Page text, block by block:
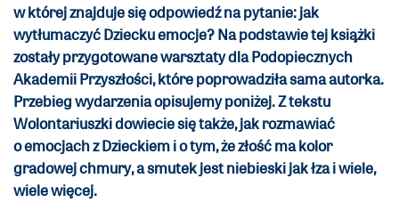
w której znajduje się odpowiedź na pytanie: jak
wytłumaczyć Dziecku emocje? Na podstawie tej książki
zostały przygotowane warsztaty dla Podopiecznych
Akademii Przyszłości, które poprowadziła sama autorka.
Przebieg wydarzenia opisujemy poniżej. Z tekstu
Wolontariuszki dowiecie się także, jak rozmawiać
o emocjach z Dzieckiem i o tym, że złość ma kolor
gradowej chmury, a smutek jest niebieski jak łza i wiele,
wiele więcej.